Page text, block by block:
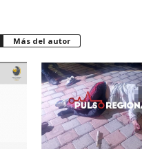
Más del autor